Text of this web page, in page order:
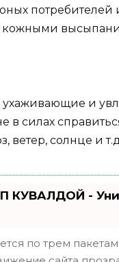
потребителей
кожными
ухаживающие и
в силах
солнце и
КУВАЛДОЙ -
по трем